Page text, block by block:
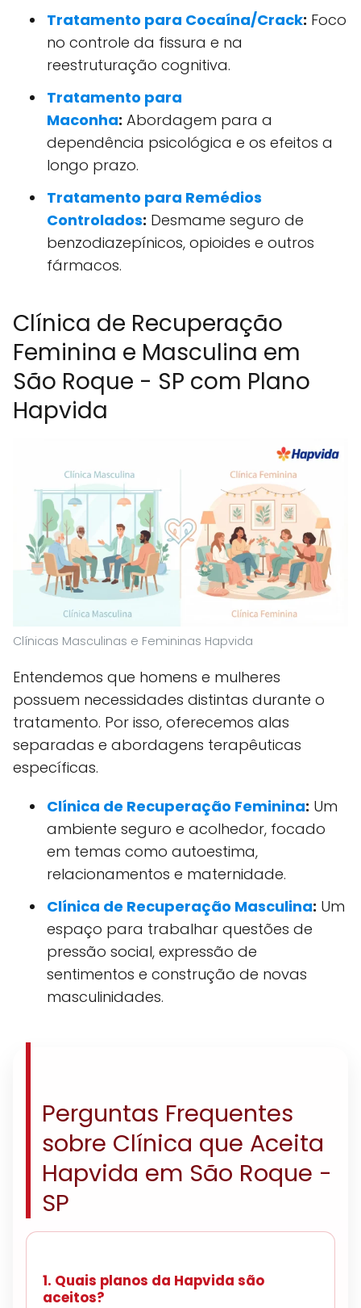
Tratamento para Cocaína/Crack: Foco
no controle da fissura e na
reestruturação cognitiva.
Tratamento para
Maconha: Abordagem para a
dependência psicológica e os efeitos a
longo prazo.
Tratamento para Remédios
Controlados: Desmame seguro de
benzodiazepínicos, opioides e outros
fármacos.
Clínica de Recuperação
Feminina e Masculina em
São Roque - SP com Plano
Hapvida
Clínicas Masculinas e Femininas Hapvida
Entendemos que homens e mulheres
possuem necessidades distintas durante o
tratamento. Por isso, oferecemos alas
separadas e abordagens terapêuticas
específicas.
Clínica de Recuperação Feminina: Um
ambiente seguro e acolhedor, focado
em temas como autoestima,
relacionamentos e maternidade.
Clínica de Recuperação Masculina: Um
espaço para trabalhar questões de
pressão social, expressão de
sentimentos e construção de novas
masculinidades.
Perguntas Frequentes
sobre Clínica que Aceita
Hapvida em São Roque -
SP
1. Quais planos da Hapvida são
aceitos?